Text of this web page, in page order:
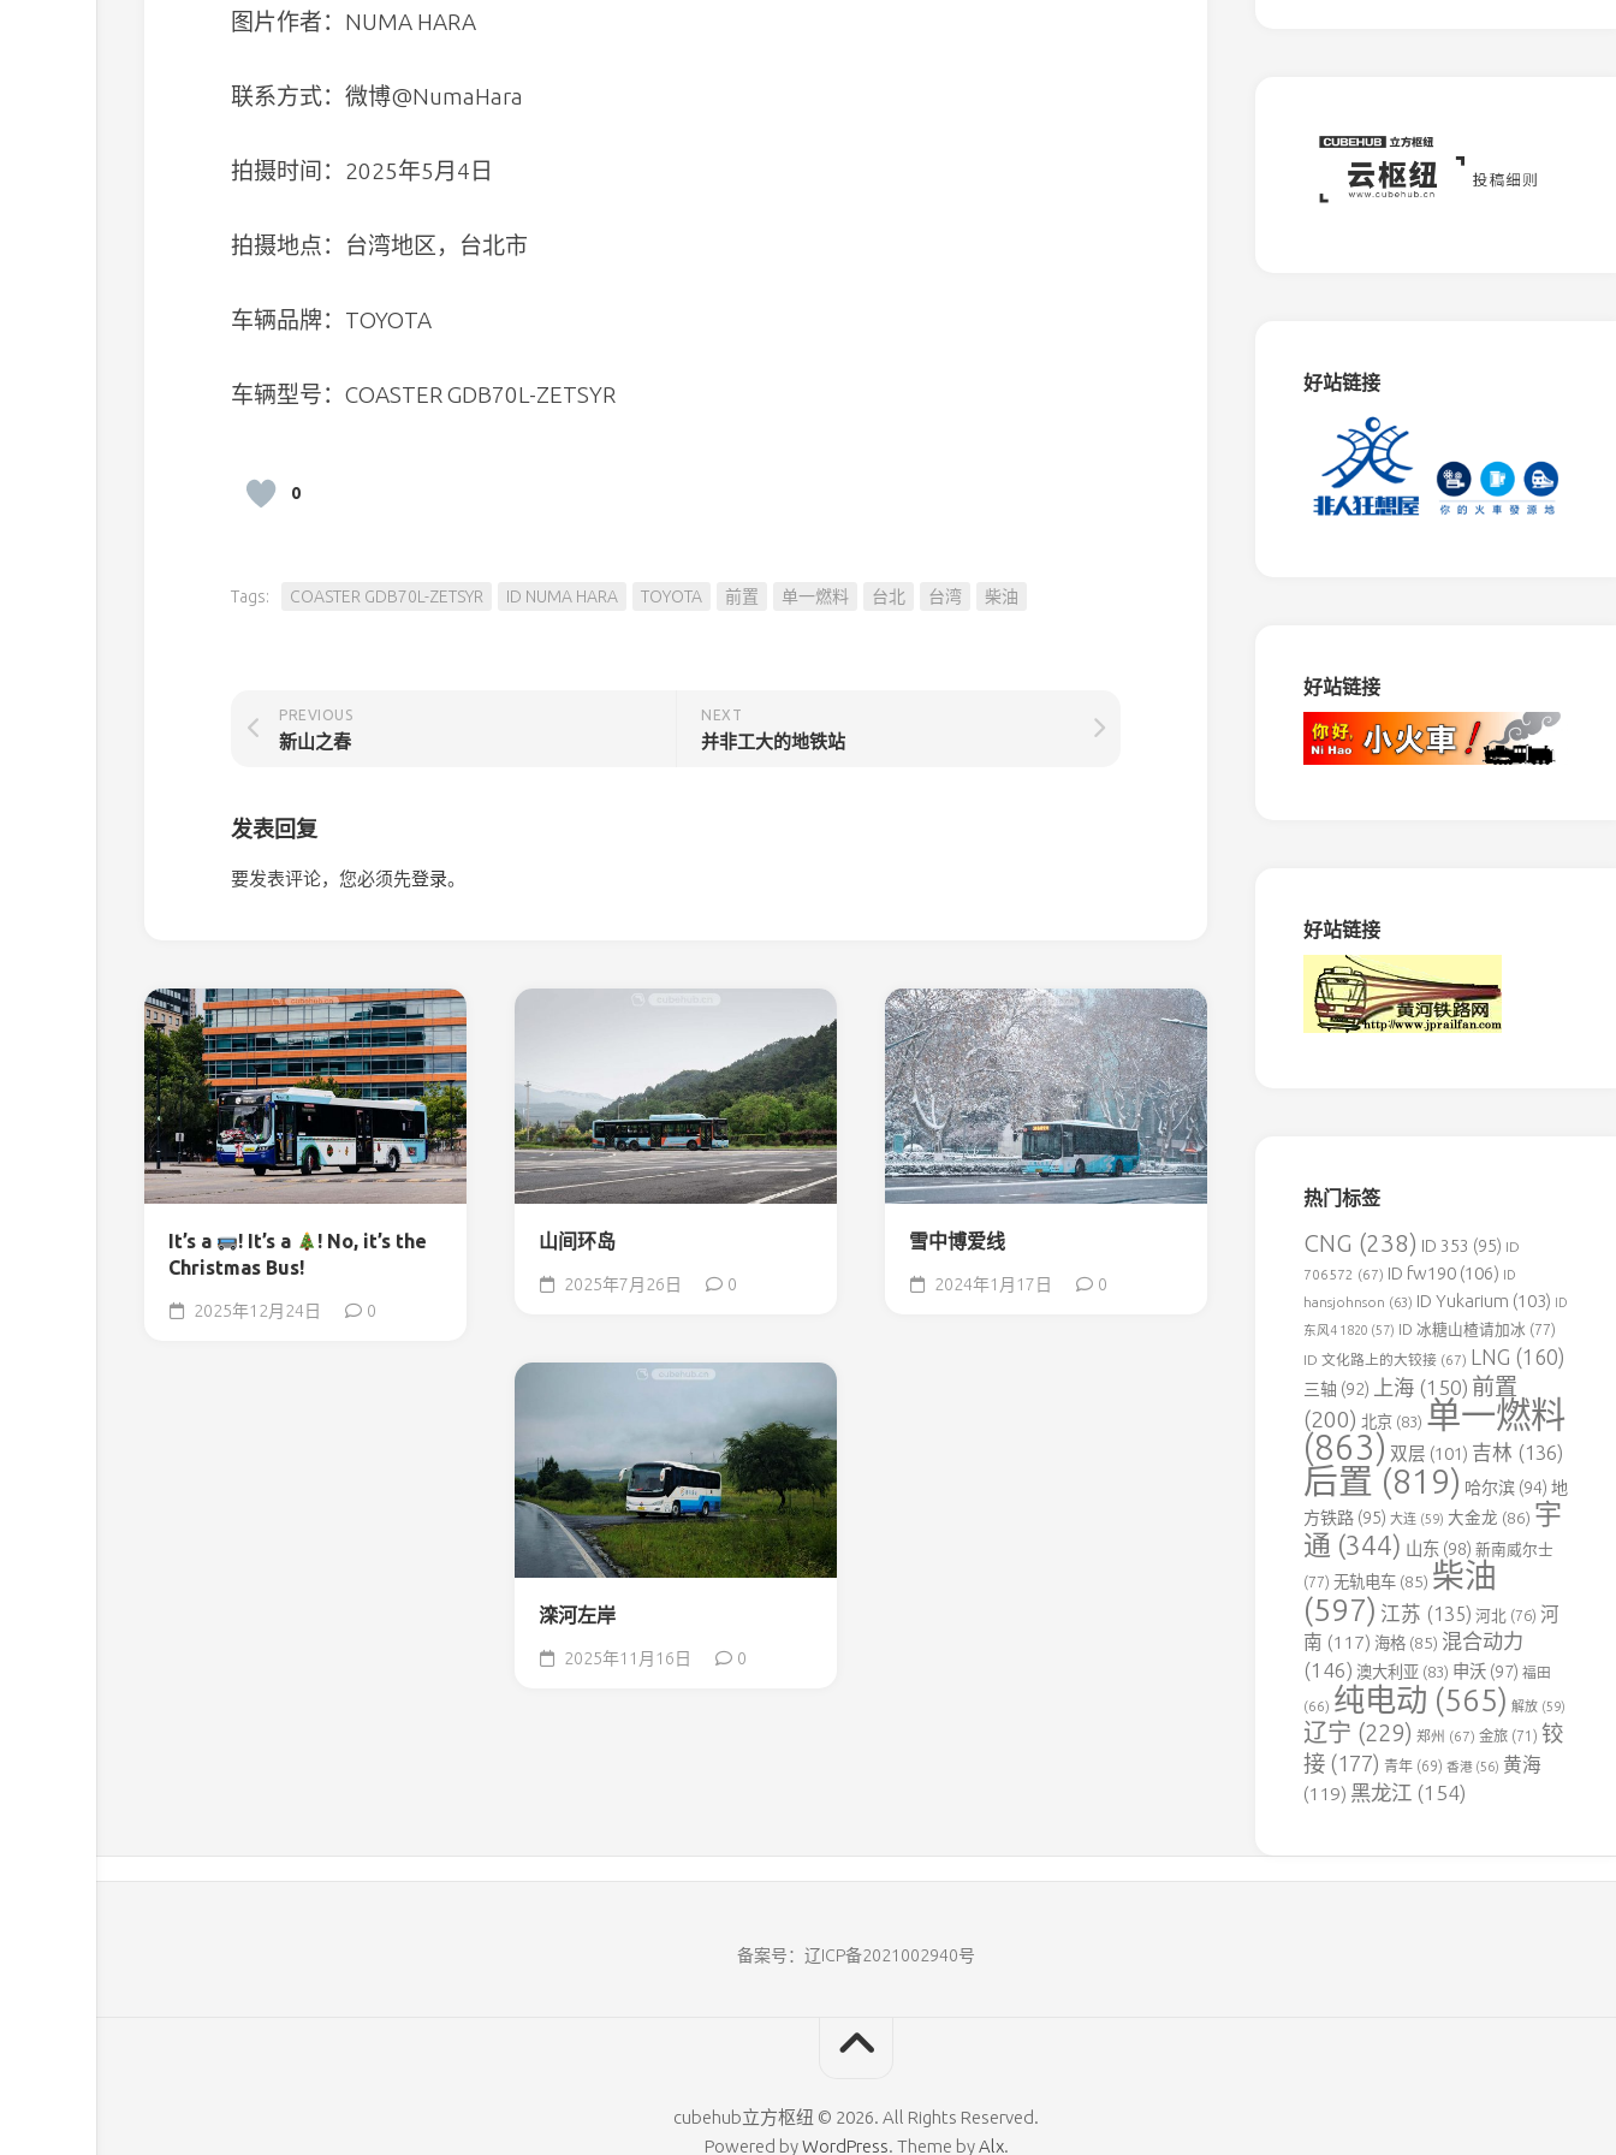
铁
路
蒙
观
光
铁
路
用
铁
路
水
泥
专
用
路
葛
坝
老
口
水
泥
专
用
铁
路
达
竹
煤
电
铁
路
图片作者：NUMA HARA
联系方式：微博@NumaHara
拍摄时间：2025年5月4日
拍摄地点：台湾地区，台北市
车辆品牌：TOYOTA
车辆型号：COASTER GDB70L-ZETSYR
0
Tags: COASTER GDB70L-ZETSYR ID NUMA HARA TOYOTA 前置 单一燃料 台北 台湾 柴油
NEXT
并非工大的地铁站
PREVIOUS
新山之春
发表回复
要发表评论，您必须先登录。
It’s a ! It’s a
! No, it’s the
Christmas Bus!
2025年12月24日 0
山间环岛
2025年7月26日 0
雪中博爱线
2024年1月17日 0
滦河左岸
2025年11月16日 0
好站链接
好站链接
好站链接
热门标签
CNG (238) ID 353 (95) ID
706572 (67) ID fw190 (106) ID
hansjohnson (63) ID Yukarium (103) ID
东风4 1820 (57) ID 冰糖山楂请加冰 (77)
ID 文化路上的大铰接 (67) LNG (160)
三轴 (92) 上海 (150) 前置
(200) 北京 (83) 单一燃料
(863) 双层 (101) 吉林 (136)
后置(819) 哈尔滨 (94) 地
方铁路 (95) 大连 (59) 大金龙 (86) 宇
通 (344) 山东 (98) 新南威尔士
(77) 无轨电车 (85) 柴油
(597) 江苏 (135) 河北 (76) 河
南 (117) 海格 (85) 混合动力
(146) 澳大利亚 (83) 申沃 (97) 福田
(66) 纯电动 (565) 解放 (59)
辽宁 (229) 郑州 (67) 金旅 (71) 铰
接 (177) 青年 (69) 香港 (56) 黄海
(119) 黑龙江 (154)
备案号：辽ICP备2021002940号
cubehub立方枢纽 © 2026. All Rights Reserved.
Powered byWordPress. Theme byAlx.